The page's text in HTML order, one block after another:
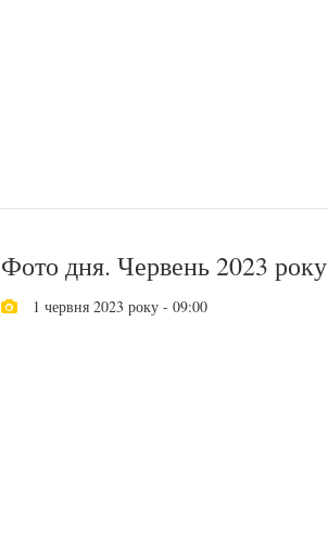
Фото дня. Червень 2023 року
1 червня 2023 року - 09:00